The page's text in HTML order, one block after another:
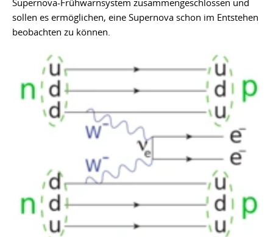
sollen es ermöglichen, eine Supernova schon im Entstehen
beobachten zu können.